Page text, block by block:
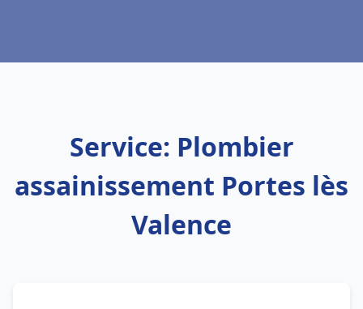
Service: Plombier
assainissement Portes lès
Valence